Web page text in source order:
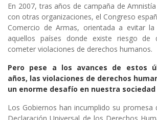
En 2007, tras años de campaña de
con otras organizaciones, el Congreso
Comercio de Armas, orientada a evitar
aquellos países donde existe riesgo de
cometer violaciones de derechos humanos.
Pero pese a los avances de estos
años, las violaciones de derechos
un enorme desafío en nuestra
Los Gobiernos han incumplido su promesa